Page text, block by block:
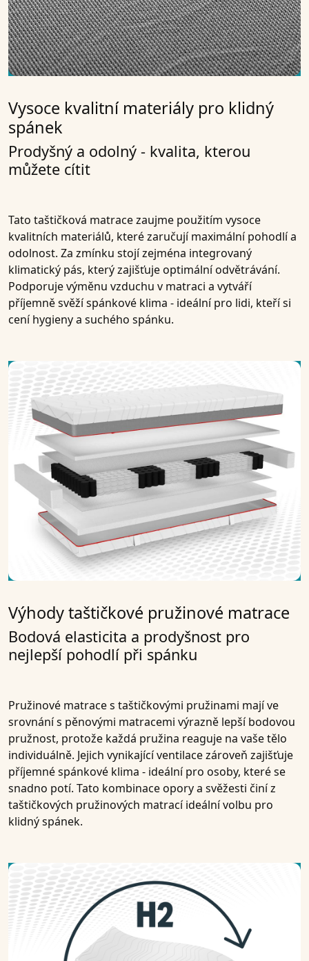
Vysoce kvalitní materiály pro klidný
spánek
Prodyšný a odolný - kvalita, kterou
můžete cítit
Tato taštičková matrace zaujme použitím vysoce
kvalitních materiálů, které zaručují maximální pohodlí a
odolnost. Za zmínku stojí zejména integrovaný
klimatický pás, který zajišťuje optimální odvětrávání.
Podporuje výměnu vzduchu v matraci a vytváří
příjemně svěží spánkové klima - ideální pro lidi, kteří si
cení hygieny a suchého spánku.
Výhody taštičkové pružinové matrace
Bodová elasticita a prodyšnost pro
nejlepší pohodlí při spánku
Pružinové matrace s taštičkovými pružinami mají ve
srovnání s pěnovými matracemi výrazně lepší bodovou
pružnost, protože každá pružina reaguje na vaše tělo
individuálně. Jejich vynikající ventilace zároveň zajišťuje
příjemné spánkové klima - ideální pro osoby, které se
snadno potí. Tato kombinace opory a svěžesti činí z
taštičkových pružinových matrací ideální volbu pro
klidný spánek.